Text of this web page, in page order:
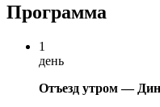
Программа
1
день
Отъезд утром —